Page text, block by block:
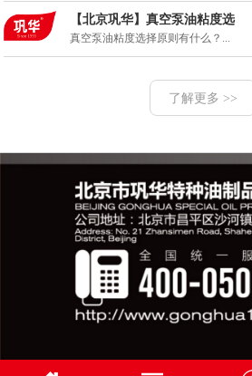
【北京巩华】真空泵油粘度选
真空泵油粘度选择原则有什么？...
了解更多 >>